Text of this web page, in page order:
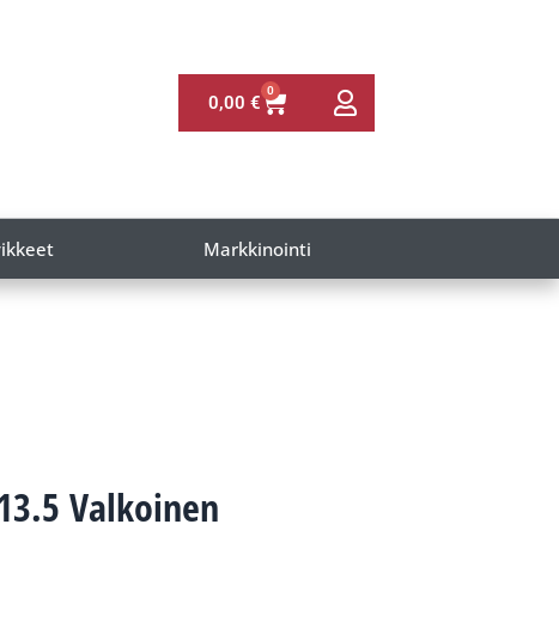
0,00 €
0
Markkinointi
Valkoinen